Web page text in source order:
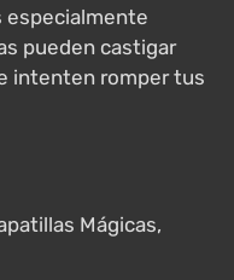
especialmente
pueden castigar
intenten romper tus
Mágicas,